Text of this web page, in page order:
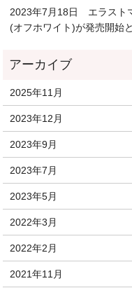
2023年7月18日 エラスト
(オフホワイト)が発売開始
2025年11月
2023年12月
2023年9月
2023年7月
2023年5月
2022年3月
2022年2月
2021年11月